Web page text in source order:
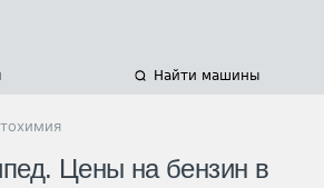
Найти машины
Цены на бензин в